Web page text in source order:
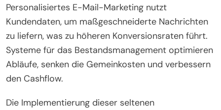
Personalisiertes E-Mail-Marketing nutzt
Kundendaten, um maßgeschneiderte Nachrichten
zu liefern, was zu höheren Konversionsraten führt.
Systeme für das Bestandsmanagement optimieren
Abläufe, senken die Gemeinkosten und verbessern
den Cashflow.
Die Implementierung dieser seltenen